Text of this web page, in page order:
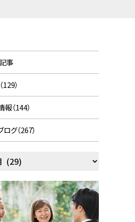
事
）
（144）
グ（267）